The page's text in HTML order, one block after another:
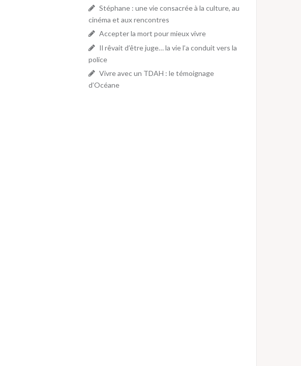
Stéphane : une vie consacrée à la culture, au
cinéma et aux rencontres
Accepter la mort pour mieux vivre
Il rêvait d’être juge… la vie l’a conduit vers la
police
Vivre avec un TDAH : le témoignage
d’Océane